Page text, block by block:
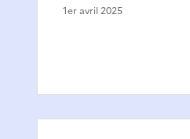
1er avril 2025